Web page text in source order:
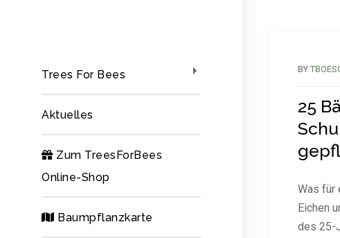
Trees For Bees
Aktuelles
Zum TreesForBees
Online-Shop
Baumpflanzkarte
BY
25
Was für
Eichen
des 25-